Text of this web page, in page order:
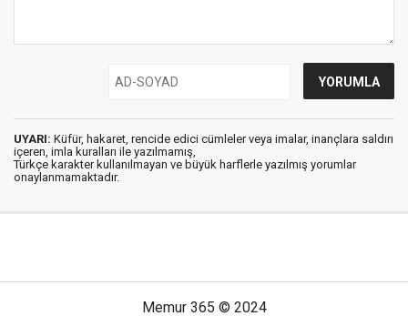
UYARI: Küfür, hakaret, rencide edici cümleler veya imalar, inançlara saldırı
içeren, imla kuralları ile yazılmamış,
Türkçe karakter kullanılmayan ve büyük harflerle yazılmış yorumlar
onaylanmamaktadır.
Memur 365 © 2024